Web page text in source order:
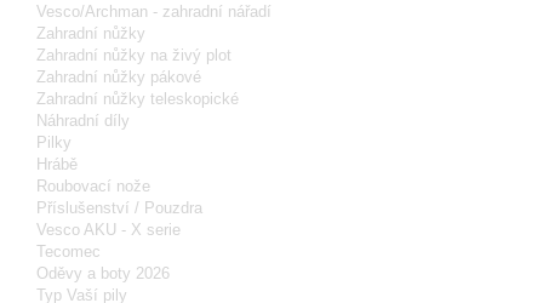
Vesco/Archman - zahradní nářadí
Zahradní nůžky
Zahradní nůžky na živý plot
Zahradní nůžky pákové
Zahradní nůžky teleskopické
Náhradní díly
Pilky
Hrábě
Roubovací nože
Příslušenství / Pouzdra
Vesco AKU - X serie
Tecomec
Oděvy a boty 2026
Typ Vaší pily